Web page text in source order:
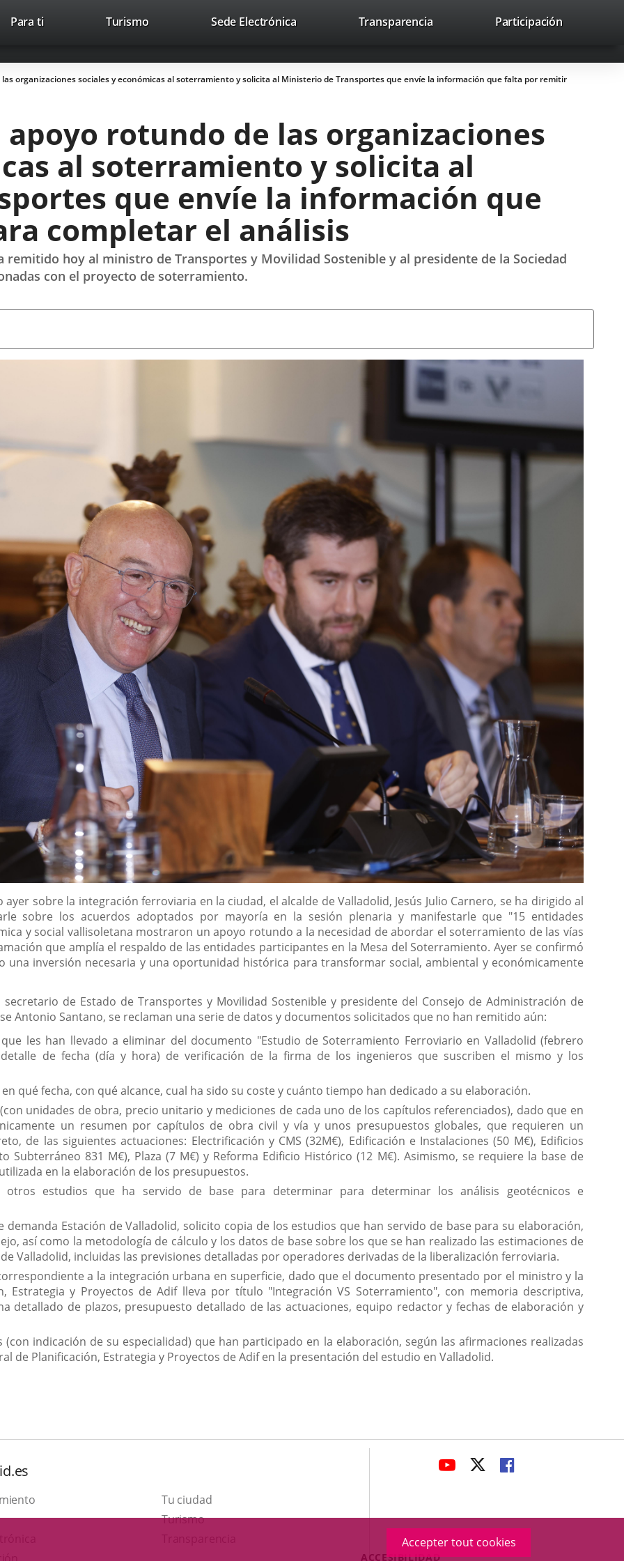
Accepter tout cookies
Trabaja con nosotros Contacto avaHeaderSocial
Enlace
una
aplicación
Enlace
una
aplicación
Enlace
una
aplicación
Recherche
Para ti TurismoEste
abrirá
en
nueva.
Sede ElectrónicaEnlace
aplicación
externa.
Transparencia Participación
organizaciones sociales y económicas al soterramiento y solicita al Ministerio de Transportes que envíe la información que falta por remitir
rotundo de las organizaciones
al soterramiento y solicita al
que envíe la información que
completar el análisis
remitido hoy al ministro de Transportes y Movilidad Sostenible y al presidente de la Sociedad
con el proyecto de soterramiento.
sobre la integración ferroviaria en la ciudad, el alcalde de Valladolid, Jesús Julio Carnero, se ha dirigido al
sobre los acuerdos adoptados por mayoría en la sesión plenaria y manifestarle que "15 entidades
y social vallisoletana mostraron un apoyo rotundo a la necesidad de abordar el soterramiento de las vías
que amplía el respaldo de las entidades participantes en la Mesa del Soterramiento. Ayer se confirmó
una inversión necesaria y una oportunidad histórica para transformar social, ambiental y económicamente
de Estado de Transportes y Movilidad Sostenible y presidente del Consejo de Administración de
Antonio Santano, se reclaman una serie de datos y documentos solicitados que no han remitido aún:
les han llevado a eliminar del documento "Estudio de Soterramiento Ferroviario en Valladolid (febrero
de fecha (día y hora) de verificación de la firma de los ingenieros que suscriben el mismo y los
qué fecha, con qué alcance, cual ha sido su coste y cuánto tiempo han dedicado a su elaboración.
unidades de obra, precio unitario y mediciones de cada uno de los capítulos referenciados), dado que en
un resumen por capítulos de obra civil y vía y unos presupuestos globales, que requieren un
de las siguientes actuaciones: Electrificación y CMS (32M€), Edificación e Instalaciones (50 M€), Edificios
Subterráneo 831 M€), Plaza (7 M€) y Reforma Edificio Histórico (12 M€). Asimismo, se requiere la base de
en la elaboración de los presupuestos.
otros estudios que ha servido de base para determinar para determinar los análisis geotécnicos e
demanda Estación de Valladolid, solicito copia de los estudios que han servido de base para su elaboración,
así como la metodología de cálculo y los datos de base sobre los que se han realizado las estimaciones de
Valladolid, incluidas las previsiones detalladas por operadores derivadas de la liberalización ferroviaria.
a la integración urbana en superficie, dado que el documento presentado por el ministro y la
Estrategia y Proyectos de Adif lleva por título "Integración VS Soterramiento", con memoria descriptiva,
detallado de plazos, presupuesto detallado de las actuaciones, equipo redactor y fechas de elaboración y
indicación de su especialidad) que han participado en la elaboración, según las afirmaciones realizadas
de Planificación, Estrategia y Proyectos de Adif en la presentación del estudio en Valladolid.
Tu ciudad
TurismoEste
ENLACE
APLICACIÓN
EXTERNA.
ENLACE
APLICACIÓN
EXTERNA.
ENLACE
APLICACIÓN
EXTERNA.
Menú
ACCESIBILIDAD